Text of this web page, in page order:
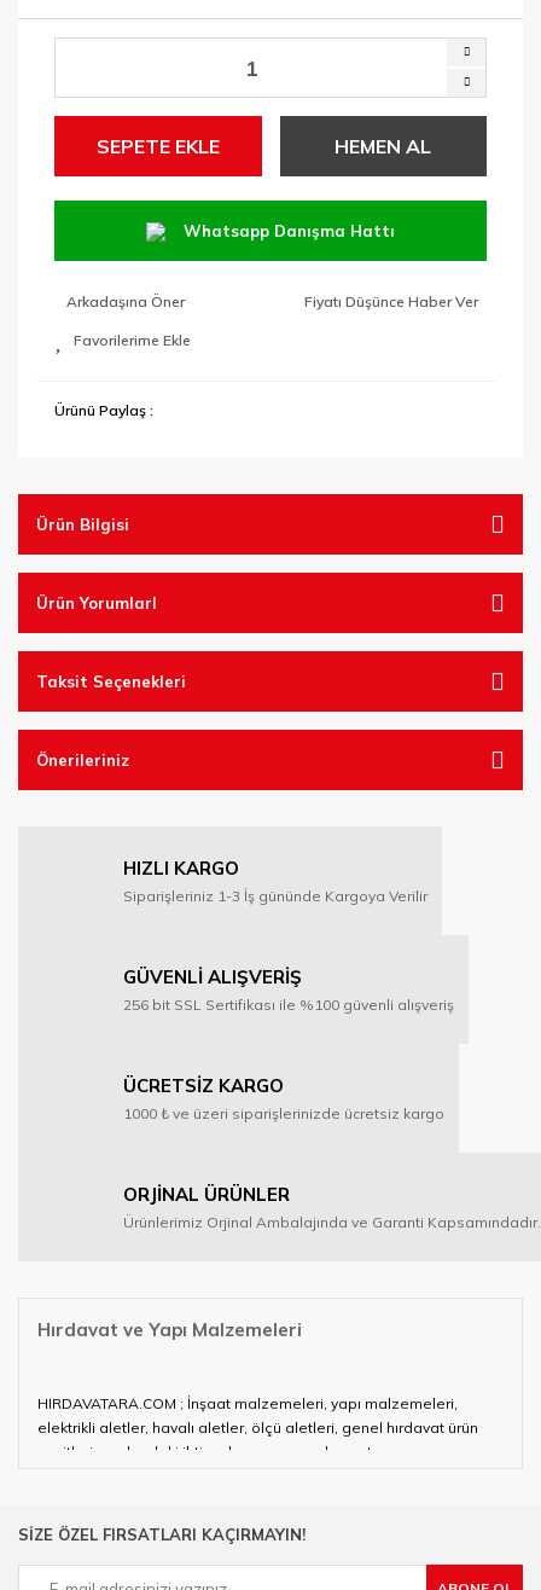
SEPETE EKLE HEMEN AL
Whatsapp Danışma Hattı
Arkadaşına Öner Fiyatı Düşünce Haber Ver
Ürünü Paylaş :
Ürün Bilgisi
Ürün YorumlarI
Taksit Seçenekleri
Önerileriniz
HIZLI KARGO
Siparişleriniz 1-3 İş gününde Kargoya Verilir
GÜVENLİ ALIŞVERİŞ
256 bit SSL Sertifikası ile %100 güvenli alışveriş
ÜCRETSİZ KARGO
1000 ₺ ve üzeri siparişlerinizde ücretsiz kargo
ORJİNAL ÜRÜNLER
Ürünlerimiz Orjinal Ambalajında ve Garanti Kapsamındadır.
Hırdavat ve Yapı Malzemeleri
HIRDAVATARA.COM ; İnşaat malzemeleri, yapı malzemeleri,
elektrikli aletler, havalı aletler, ölçü aletleri, genel hırdavat ürün
çeşitleri ve alandaki ihtiyaçlarınızın neredeyse tamamını
çalışan HIRDAVATARA.COM geniş ürün yelpazesi ile siz değerli
SİZE ÖZEL FIRSATLARI KAÇIRMAYIN!